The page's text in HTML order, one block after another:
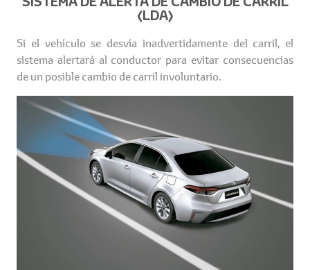
(LDA)
Si el vehículo se desvía inadvertidamente del carril, el
sistema alertará al conductor para evitar consecuencias
de un posible cambio de carril involuntario.